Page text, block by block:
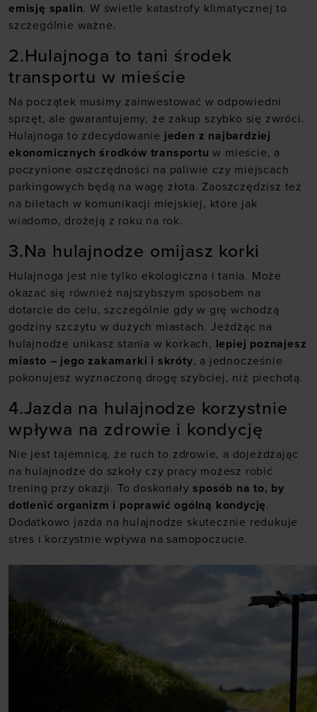
emisję spalin. W świetle katastrofy klimatycznej to
szczególnie ważne.
2.Hulajnoga to tani środek
transportu w mieście
Na początek musimy zainwestować w odpowiedni
sprzęt, ale gwarantujemy, że zakup szybko się zwróci.
Hulajnoga to zdecydowanie jeden z najbardziej
ekonomicznych środków transportu w mieście, a
poczynione oszczędności na paliwie czy miejscach
parkingowych będą na wagę złota. Zaoszczędzisz też
na biletach w komunikacji miejskiej, które jak
wiadomo, drożeją z roku na rok.
3.Na hulajnodze omijasz korki
Hulajnoga jest nie tylko ekologiczna i tania. Może
okazać się również najszybszym sposobem na
dotarcie do celu, szczególnie gdy w grę wchodzą
godziny szczytu w dużych miastach. Jeżdżąc na
hulajnodze unikasz stania w korkach, lepiej poznajesz
miasto – jego zakamarki i skróty, a jednocześnie
pokonujesz wyznaczoną drogę szybciej, niż piechotą.
4.Jazda na hulajnodze korzystnie
wpływa na zdrowie i kondycję
Nie jest tajemnicą, że ruch to zdrowie, a dojeżdżając
na hulajnodze do szkoły czy pracy możesz robić
trening przy okazji. To doskonałysposób na to, by
dotlenić organizm i poprawić ogólną kondycję.
Dodatkowo jazda na hulajnodze skutecznie redukuje
stres i korzystnie wpływa na samopoczucie.